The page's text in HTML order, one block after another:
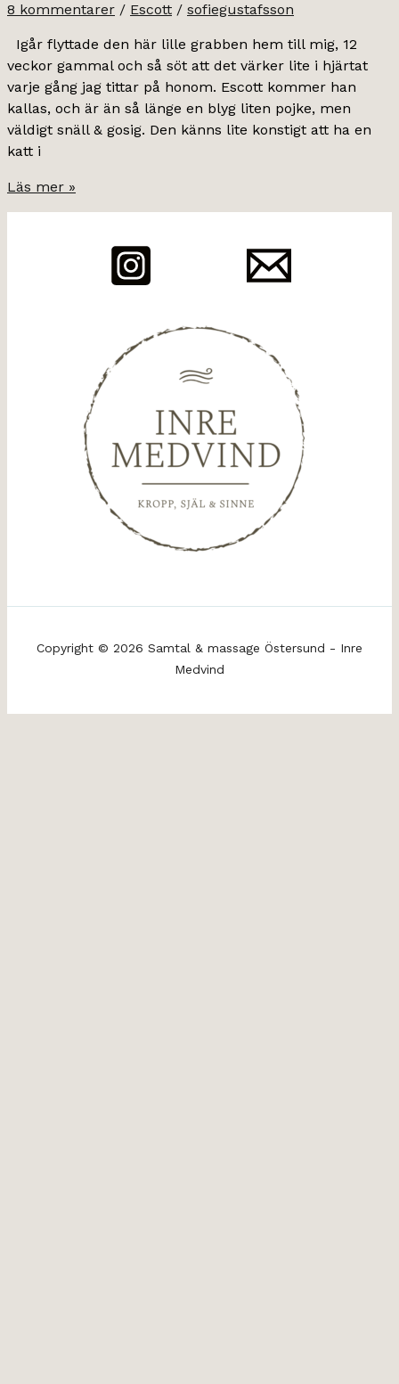
8 kommentarer / Escott / sofiegustafsson
Igår flyttade den här lille grabben hem till mig, 12
veckor gammal och så söt att det värker lite i hjärtat
varje gång jag tittar på honom. Escott kommer han
kallas, och är än så länge en blyg liten pojke, men
väldigt snäll & gosig. Den känns lite konstigt att ha en
katt i
Escott.
Läs mer »
Copyright © 2026 Samtal & massage Östersund - Inre
Medvind